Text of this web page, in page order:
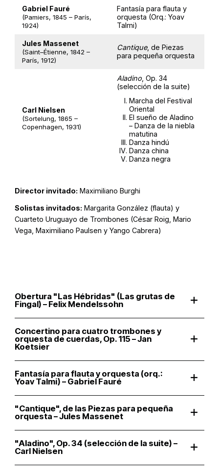
Gabriel Fauré
(Pamiers, 1845 – París,
1924)
Fantasía para flauta y
orquesta (Orq.: Yoav
Talmi)
Jules Massenet
(Saint–Étienne, 1842 –
París, 1912)
Cantique, de Piezas
para pequeña orquesta
Carl Nielsen
(Sortelung, 1865 –
Copenhagen, 1931)
Aladino , Op. 34
(selección de la suite)
Marcha del Festival
Oriental
El sueño de Aladino
– Danza de la niebla
matutina
Danza hindú
Danza china
Danza negra
Director invitado: Maximiliano Burghi
Solistas invitados: Margarita González (flauta) y
Cuarteto Uruguayo de Trombones (César Roig, Mario
Vega, Maximiliano Paulsen y Yango Cabrera)
Obertura "Las Hébridas" (Las grutas de
Fingal) – Felix Mendelssohn
Concertino para cuatro trombones y
orquesta de cuerdas, Op. 115 – Jan
Koetsier
Fantasía para flauta y orquesta (orq.:
Yoav Talmi) – Gabriel Fauré
"Cantique", de las Piezas para pequeña
orquesta – Jules Massenet
"Aladino", Op. 34 (selección de la suite) –
Carl Nielsen